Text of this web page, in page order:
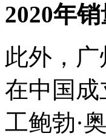
2020年
此外，
在中国成
工鲍勃·